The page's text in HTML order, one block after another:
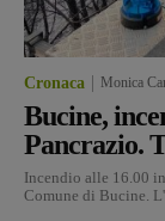
Cronaca Monica
Bucine,
Pancrazio.
Incendio alle 16.00
Comune di Bucine.